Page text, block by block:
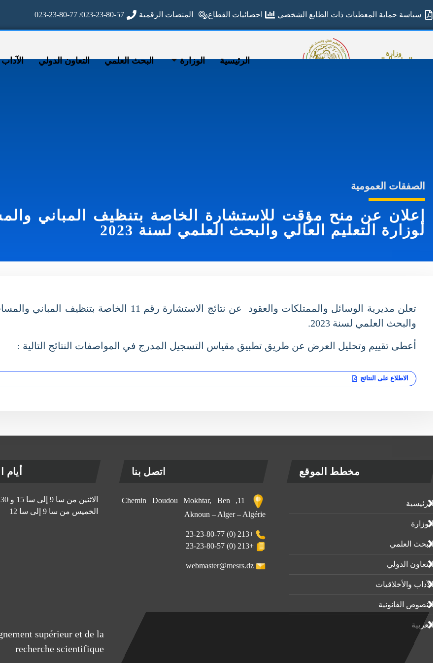
سياسة حماية المعطيات ذات الطابع الشخصي احصائيات القطاع المنصات الرقمية 023-23-80-57/ 023-23-80-77
وزارة
التعليم العالي
الرئيسية الوزارة البحث العلمي التعاون الدولي الآداب
الصفقات العمومية
إعلان عن منح مؤقت للاستشارة الخاصة بتنظيف المباني
لوزارة التعليم العالي والبحث العلمي لسنة 2023
تعلن مديرية الوسائل والممتلكات والعقود عن نتائج
والبحث العلمي لسنة 2023.
أعطى تقييم وتحليل العرض عن طريق تطبيق مقياس التسجيل المدرج في المواصفات النتائج التالية :
الاطلاع على النتائج
مخطط الموقع
الرئيسية
الوزارة
البحث العلمي
التعاون الدولي
الآداب واﻷخلاقيات
النصوص القانونية
العربية
اتصل بنا
11, Chemin Doudou Mokhtar, Ben
Aknoun – Alger – Algérie
+213 (0) 23-23-80-77
+213 (0) 23-23-80-57
webmaster@mesrs.dz
أيام
الاثنين من سا 9 إلى سا 15 و 30 د
الخميس من سا 9 إلى سا 12
supérieur et de la
recherche scientifique